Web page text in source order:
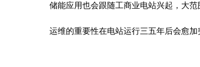
储能应用也会跟随工商业电站兴起，大范
运维的重要性在电站运行三五年后会愈加